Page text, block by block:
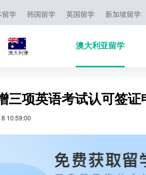
留学 韩国留学 英国留学 新加坡留学
澳大利亚
韩国
英国
马来西亚
澳大利亚留学
三项英语考试认可签
10:59:00